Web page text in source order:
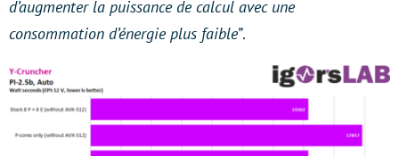
d’augmenter la puissance de calcul avec une
consommation d’énergie plus faible”.